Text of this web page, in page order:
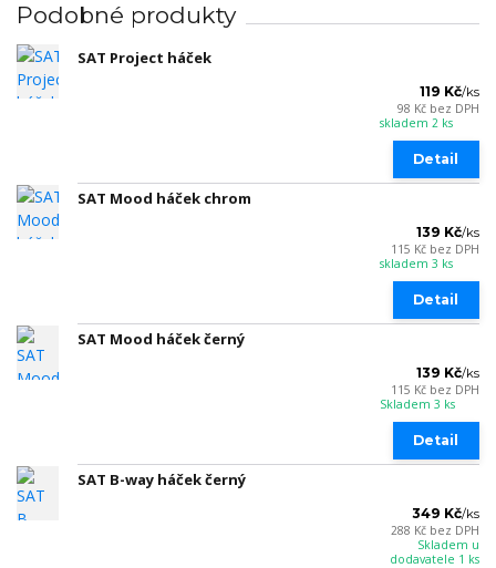
Podobné produkty
SAT Project háček
119 Kč/ks
98 Kč bez DPH
skladem 2 ks
Detail
SAT Mood háček chrom
139 Kč/ks
115 Kč bez DPH
skladem 3 ks
Detail
SAT Mood háček černý
139 Kč/ks
115 Kč bez DPH
Skladem 3 ks
Detail
SAT B-way háček černý
349 Kč/ks
288 Kč bez DPH
Skladem u
dodavatele 1 ks